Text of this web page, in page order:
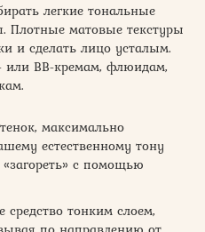
легкие тональные
Плотные матовые текстуры
и сделать лицо усталым.
или BB-кремам, флюидам,
максимально
естественному тону
с помощью
средство тонким слоем,